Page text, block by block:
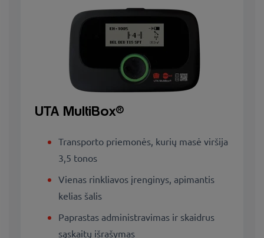
UTA MultiBox®
Transporto priemonės, kurių masė viršija
3,5 tonos
Vienas rinkliavos įrenginys, apimantis
kelias šalis
Paprastas administravimas ir skaidrus
sąskaitų išrašymas